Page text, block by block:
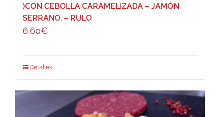
)CON CEBOLLA CARAMELIZADA – JAMÓN
SERRANO. – RULO
6,60€
Detalles